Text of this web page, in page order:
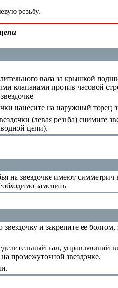
резьбу.
вала за крышкой
клапанами против часовой
нанесите на наружный торец
(левая резьба) снимите
цепи).
на звездочке имеют
заменить.
и закрепите ее болтом,
вал, управляющий
промежуточной звездочке.